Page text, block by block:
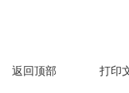
返回顶部 打印